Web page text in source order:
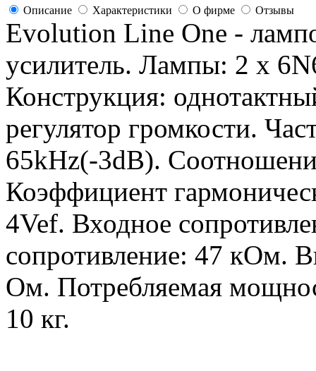
Описание Характеристики О фирме Отзывы
Evolution Line One -
усилитель. Лампы: 2 x
Конструкция:
регулятор громкости.
65kHz(-3dB).
Коэффициент
4Vef. Входное
сопротивление: 47 кОм.
Ом. Потребляемая
10 кг.